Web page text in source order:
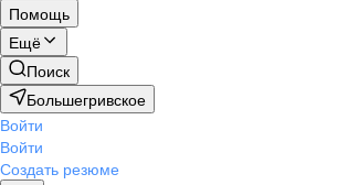
Помощь
Ещё
Поиск
Большегривское
Войти
Войти
Создать резюме